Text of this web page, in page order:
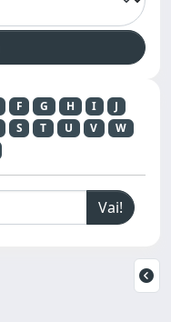
F G H I
J
S T U V
W